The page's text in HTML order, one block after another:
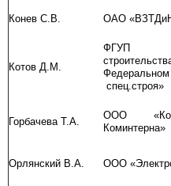
Конев С.В. ОАО
Котов Д.М.
ФГУП
спец.строя»
Горбачева Т.А.
ООО
Коминтерна»
Орлянский В.А. ООО